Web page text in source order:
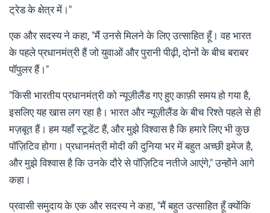
ट्रेड के क्षेत्र में।"
एक और सदस्य ने कहा, "मैं उनसे मिलने के लिए उत्साहित हूँ। वह भारत
के पहले प्रधानमंत्री हैं जो युवाओं और पुरानी पीढ़ी, दोनों के बीच बराबर
पॉपुलर हैं।"
"किसी भारतीय प्रधानमंत्री को न्यूज़ीलैंड गए हुए काफ़ी समय हो गया है,
इसलिए यह खास लग रहा है। भारत और न्यूज़ीलैंड के बीच रिश्ते पहले से ही
मज़बूत हैं। हम यहाँ स्टूडेंट हैं, और मुझे विश्वास है कि हमारे लिए भी कुछ
पॉज़िटिव होगा। प्रधानमंत्री मोदी की दुनिया भर में बहुत अच्छी इमेज है,
और मुझे विश्वास है कि उनके दौरे से पॉज़िटिव नतीजे आएंगे," उन्होंने आगे
कहा।
प्रवासी समुदाय के एक और सदस्य ने कहा, "मैं बहुत उत्साहित हूँ क्योंकि